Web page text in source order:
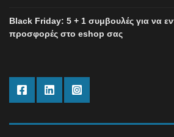
Black Friday: 5 + 1 συμβουλές για να
προσφορές στο eshop σας